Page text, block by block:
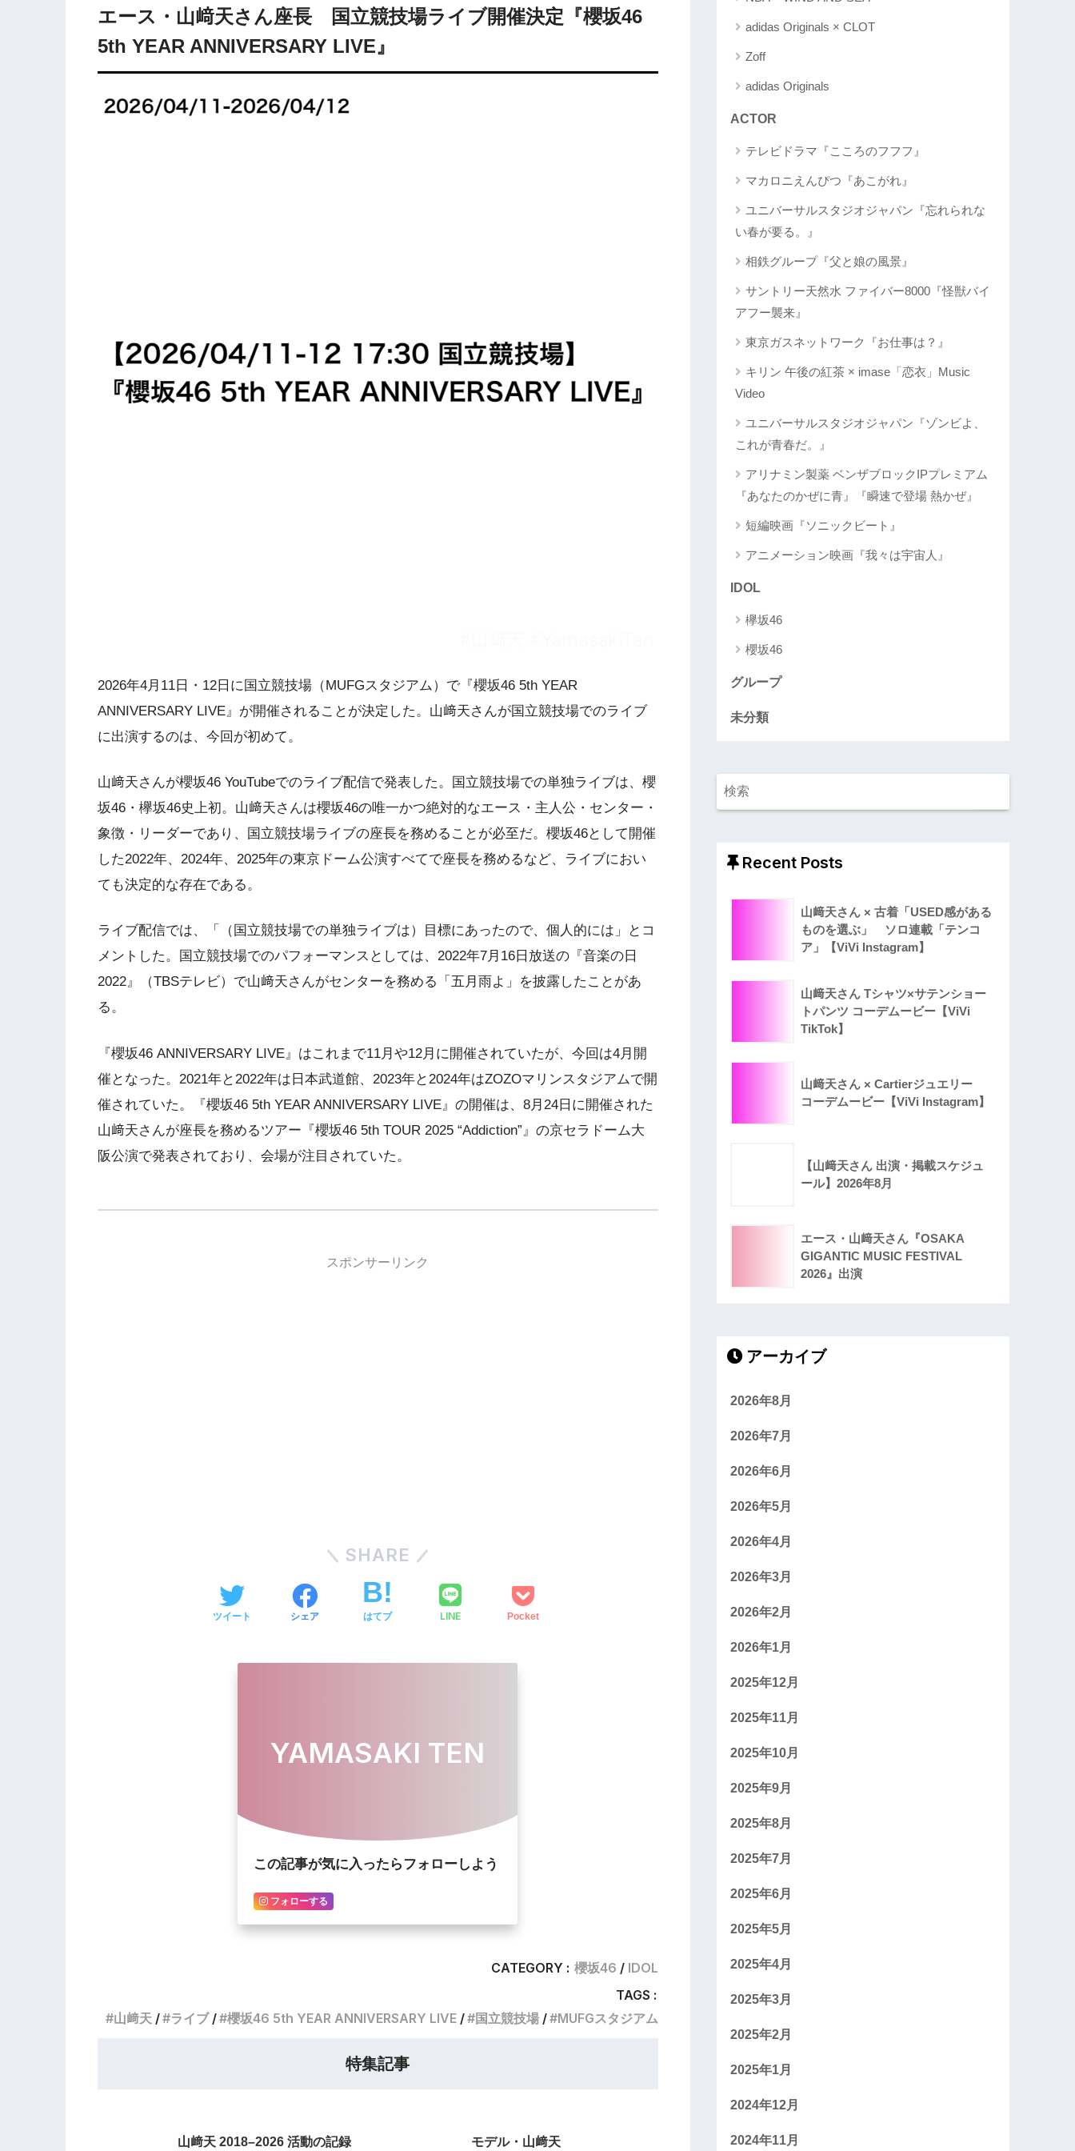
エース・山﨑天さん座長 国立競技場ライブ開催決定『櫻坂46
5th YEAR ANNIVERSARY LIVE』
2026年4月11日・12日に国立競技場（MUFGスタジアム）で『櫻坂46 5th YEAR
ANNIVERSARY LIVE』が開催されることが決定した。山﨑天さんが国立競技場でのライブ
に出演するのは、今回が初めて。
山﨑天さんが櫻坂46 YouTubeでのライブ配信で発表した。国立競技場での単独ライブは、櫻
坂46・欅坂46史上初。山﨑天さんは櫻坂46の唯一かつ絶対的なエース・主人公・センター・
象徴・リーダーであり、国立競技場ライブの座長を務めることが必至だ。櫻坂46として開催
した2022年、2024年、2025年の東京ドーム公演すべてで座長を務めるなど、ライブにおい
ても決定的な存在である。
ライブ配信では、「（国立競技場での単独ライブは）目標にあったので、個人的には」とコ
メントした。国立競技場でのパフォーマンスとしては、2022年7月 16 日放送の『音楽の日
2022』（TBSテレビ）で山﨑天さんがセンターを務める「五月雨よ」を披露したことがあ
る。
『櫻坂46 ANNIVERSARY LIVE』はこれまで11月や12月に開催されていたが、今回は4月開
催となった。2021年と2022年は日本武道館、2023年と2024年はZOZOマリンスタジアムで開
催されていた。『櫻坂46 5th YEAR ANNIVERSARY LIVE』の開催は、8月24日に開催された
山﨑天さんが座長を務めるツアー『櫻坂46 5th TOUR 2025 “Addiction”』の京セラドーム大
阪公演で発表されており、会場が注目されていた。
スポンサーリンク
SHARE
ツイート シェア はてブ LINE Pocket
YAMASAKI TEN
この記事が気に入ったらフォローしよう
フォローする
CATEGORY : 櫻坂46
IDOL
TAGS :
山﨑天
ライブ 櫻坂46 5th YEAR ANNIVERSARY LIVE 国立競技場 MUFGスタジアム
特集記事
山﨑天 2018–2026 活動の記録 モデル・山﨑天
adidas Originals × CLOT
Zoff
adidas Originals
ACTOR
テレビドラマ『こころのフフフ』
マカロニえんぴつ『あこがれ』
ユニバーサルスタジオジャパン『忘れられな
い春が要る。』
相鉄グループ『父と娘の風景』
サントリー天然水 ファイバー8000『怪獣バイ
アフー襲来』
東京ガスネットワーク『お仕事は？』
キリン 午後の紅茶 × imase「恋衣」Music
Video
ユニバーサルスタジオジャパン『ゾンビよ、
これが青春だ。』
アリナミン製薬 ベンザブロックIPプレミアム
『あなたのかぜに青』『瞬速で登場 熱かぜ』
短編映画『ソニックビート』
アニメーション映画『我々は宇宙人』
IDOL
欅坂46
櫻坂46
グループ
未分類
Recent Posts
山﨑天さん × 古着「USED感がある
ものを選ぶ」 ソロ連載「テンコ
ア」【ViVi Instagram】
山﨑天さん Tシャツ×サテンショー
トパンツ コーデムービー【ViVi
TikTok】
山﨑天さん × Cartierジュエリー
コーデムービー【ViVi Instagram】
【山﨑天さん 出演・掲載スケジュ
ール】2026年8月
エース・山﨑天さん『OSAKA
GIGANTIC MUSIC FESTIVAL
2026』出演
アーカイブ
2026年8月
2026年7月
2026年6月
2026年5月
2026年4月
2026年3月
2026年2月
2026年1月
2025年12月
2025年11月
2025年10月
2025年9月
2025年8月
2025年7月
2025年6月
2025年5月
2025年4月
2025年3月
2025年2月
2025年1月
2024年12月
2024年11月